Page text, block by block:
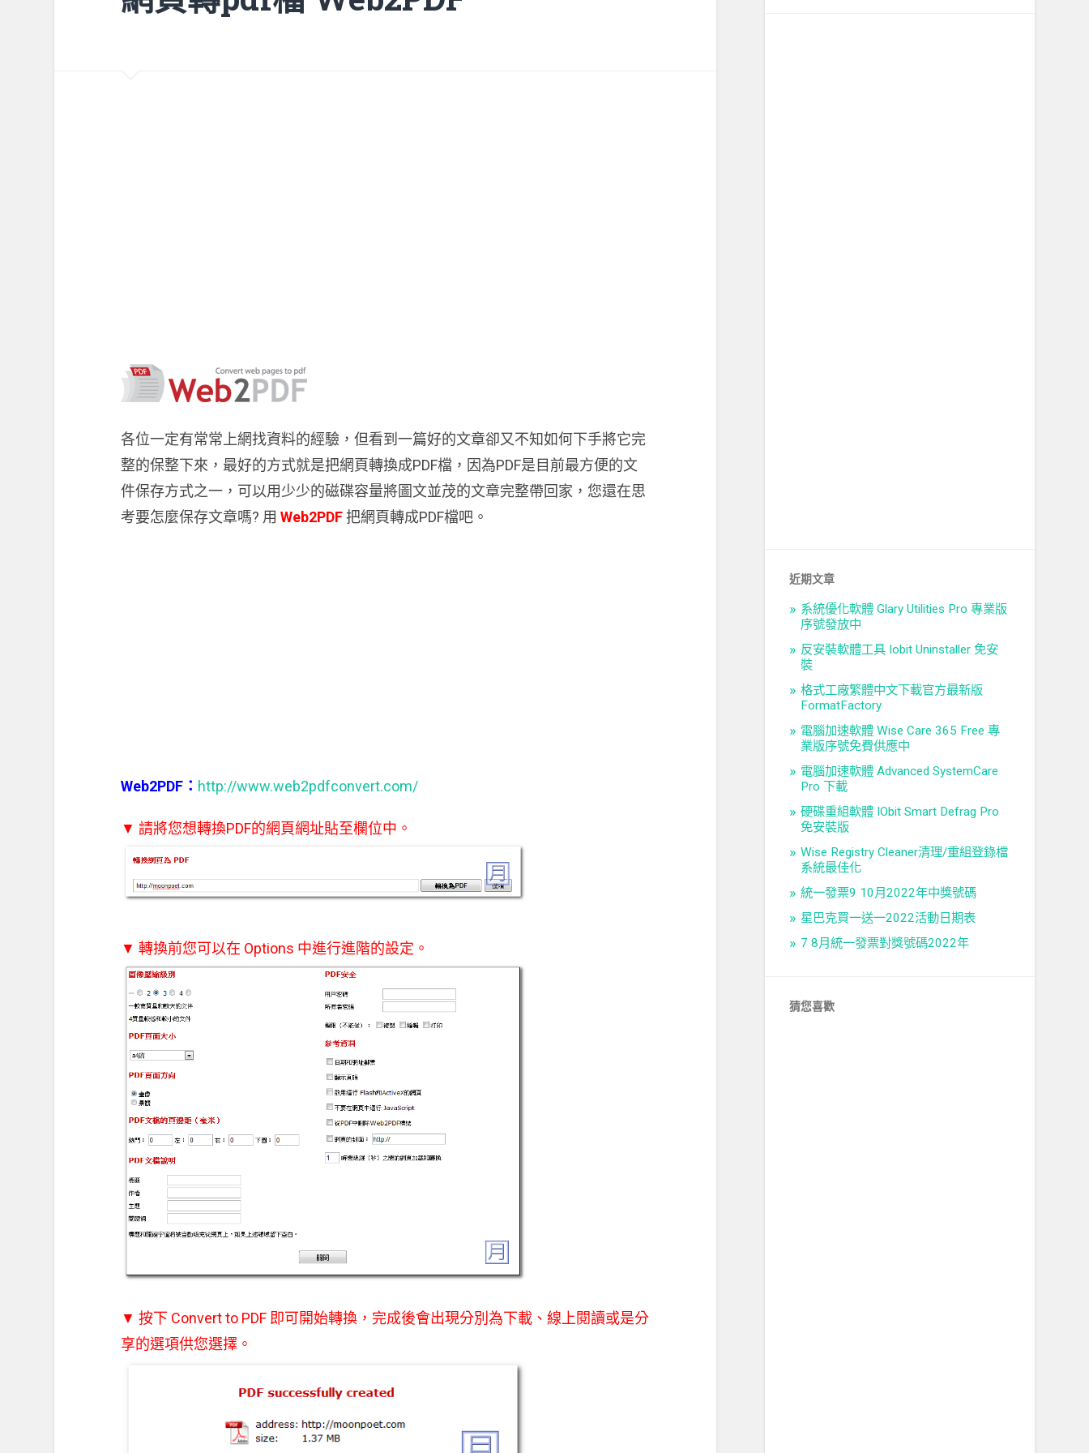
各位一定有常常上網找資料的經驗，但看到一篇好的文章卻又不知如何下手將它完
整的保整下來，最好的方式就是把網頁轉換成PDF檔，因為PDF是目前最方便的文
件保存方式之一，可以用少少的磁碟容量將圖文並茂的文章完整帶回家，您還在思
考要怎麼保存文章嗎? 用 Web2PDF把網頁轉成PDF檔吧。
Web2PDF： http://www.web2pdfconvert.com/
▼ 請將您想轉換PDF的網頁網址貼至欄位中。
▼ 轉換前您可以在 Options 中進行進階的設定。
▼ 按下 Convert to PDF 即可開始轉換，完成後會出現分別為下載、線上閱讀或是分
享的選項供您選擇。
近期文章
系統優化軟體 Glary Utilities Pro 專業版
序號發放中
反安裝軟體工具 Iobit Uninstaller 免安
裝
格式工廠繁體中文下載官方最新版
FormatFactory
電腦加速軟體 Wise Care 365 Free 專
業版序號免費供應中
電腦加速軟體 Advanced SystemCare
Pro 下載
硬碟重組軟體 IObit Smart Defrag Pro
免安裝版
Wise Registry Cleaner清理/重組登錄檔
系統最佳化
統一發票9 10月2022年中獎號碼
星巴克買一送一2022活動日期表
7 8月統一發票對獎號碼2022年
猜您喜歡